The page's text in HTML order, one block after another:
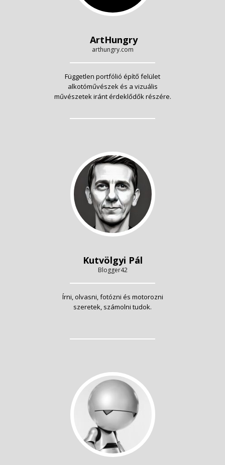
ArtHungry
arthungry.com
Független portfólió építő felület
alkotóművészek és a vizuális
művészetek iránt érdeklődők részére.
Kutvölgyi Pál
Blogger42
Írni, olvasni, fotózni és motorozni
szeretek, számolni tudok.